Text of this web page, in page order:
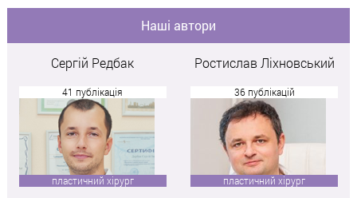
Наші автори
Сергій Редбак
41 публікація
пластичний хірург
Ростислав Ліхновський
36 публікацій
пластичний хірург